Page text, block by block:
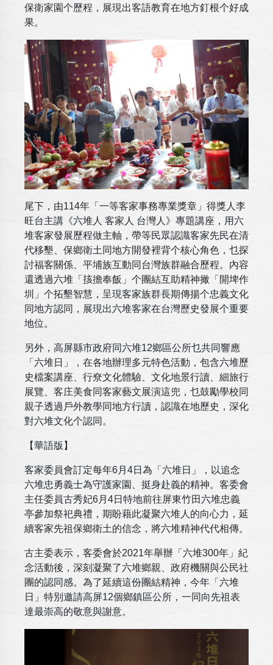
保衛家園个歷程，展現出客語教育在地方釘根个好成
果。
尾下，由114年「一等客家事務專業獎章」得獎人李
旺台主講《六堆人 客家人 台灣人》專題講座，用六
堆客家發展歷程做主軸，帶等民眾認識客家先民在清
代移墾、保鄉衛土同地方開發裡背个核心角色，乜探
討福客關係、平埔族互動同台灣族群融合歷程。內容
還透過六堆「㧡擔奉飯」个團結互助精神撖「開埤作
圳」个拓墾智慧，呈現客家族群長期傳揚个忠義文化
同地方認同，展現出六堆客家在台灣歷史發展个重要
地位。
另外，高屏縣市政府同六堆12鄉區公所乜共同響應
「六堆日」，在各地辦理多元特色活動，包含六堆歷
史檔案講座、行尞文化體驗、文化地景行讀、細旅行
展覽、客庄美食同客家藝文展演這兜，乜鼓勵學校同
親子透過戶外教學同地方行讀，認識在地歷史，深化
對六堆文化个認同。
【華語版】
客家委員會訂定每年6月4日為「六堆日」，以追念
六堆忠勇義士為守護家園、挺身赴義的精神。客委會
主任委員古秀妃6月4日特地前往屏東竹田六堆忠義
亭參加祭祀典禮，期盼藉此凝聚六堆人的向心力，延
續客家先祖保鄉衛土的信念，將六堆精神代代相傳。
古主委表示，客委會於2021年舉辦「六堆300年」紀
念活動後，深刻凝聚了六堆鄉親、政府機關與公民社
團的認同感。為了延續這份團結精神，今年「六堆
日」特別邀請高屏12個鄉鎮區公所，一同向先祖表
達最崇高的敬意與謝意。